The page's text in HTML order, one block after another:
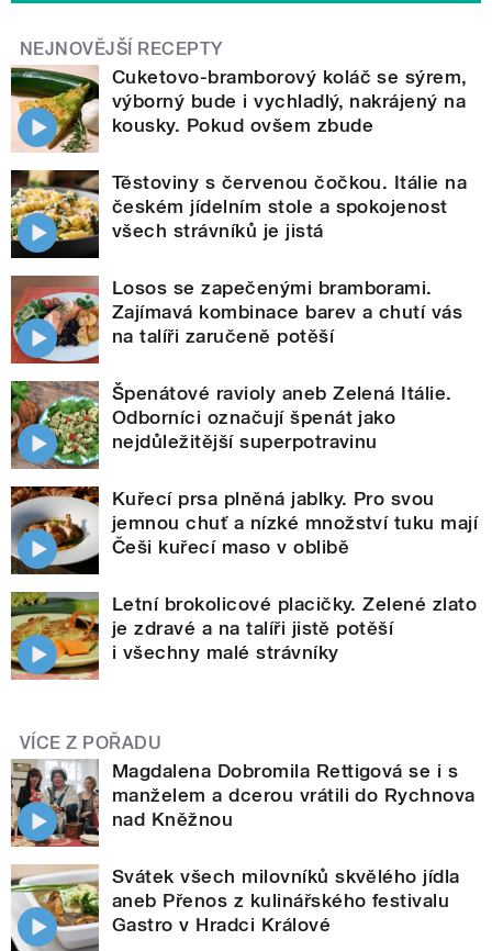
NEJNOVĚJŠÍ RECEPTY
Cuketovo-bramborový koláč se sýrem,
výborný bude i vychladlý, nakrájený na
kousky. Pokud ovšem zbude
Těstoviny s červenou čočkou. Itálie na
českém jídelním stole a spokojenost
všech strávníků je jistá
Losos se zapečenými bramborami.
Zajímavá kombinace barev a chutí vás
na talíři zaručeně potěší
Špenátové ravioly aneb Zelená Itálie.
Odborníci označují špenát jako
nejdůležitější superpotravinu
Kuřecí prsa plněná jablky. Pro svou
jemnou chuť a nízké množství tuku mají
Češi kuřecí maso v oblibě
Letní brokolicové placičky. Zelené zlato
je zdravé a na talíři jistě potěší
i všechny malé strávníky
VÍCE Z POŘADU
Magdalena Dobromila Rettigová se i s
manželem a dcerou vrátili do Rychnova
nad Kněžnou
Svátek všech milovníků skvělého jídla
aneb Přenos z kulinářského festivalu
Gastro v Hradci Králové